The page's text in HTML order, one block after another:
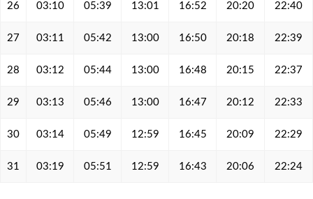
26 03:10 05:39 13:01 16:52 20:20 22:40
27 03:11 05:42 13:00 16:50 20:18 22:39
28 03:12 05:44 13:00 16:48 20:15 22:37
29 03:13 05:46 13:00 16:47 20:12 22:33
30 03:14 05:49 12:59 16:45 20:09 22:29
31 03:19 05:51 12:59 16:43 20:06 22:24